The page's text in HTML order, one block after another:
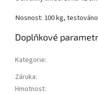
Nosnost: 100 kg,
Doplňkové
Kategorie:
Záruka:
Hmotnost: